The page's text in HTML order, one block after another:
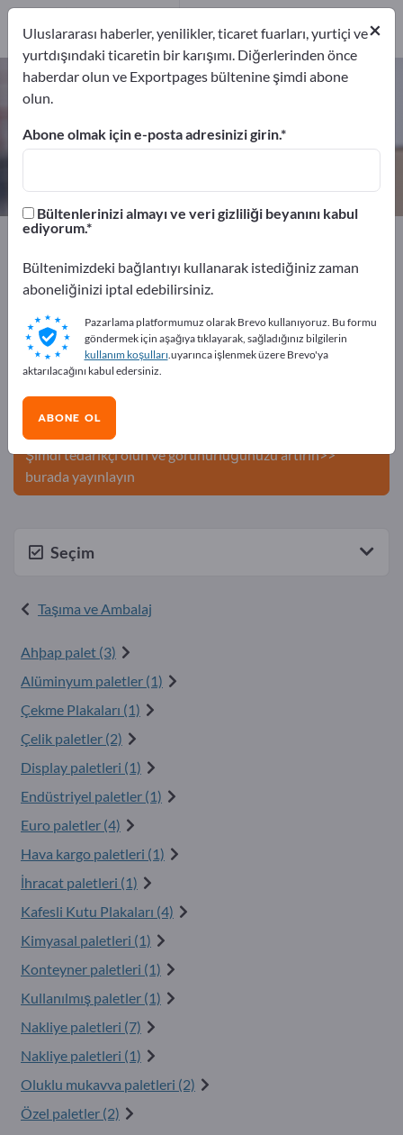
Paletler – üreticileri ve tedarikçileri
Üreticiler 17
Exportpages
Exportpages'te ücretsiz reklam
verin!
İhtiyaçlar – Teklifler – İkinci El Ürünler – İş İletişim
Bilgileri >> buradan başlayın
Şirketinizi ve ürünlerinizi
Exportpages'te yayınlayın.
Şimdi tedarikçi olun ve görünürlüğünüzü artırın>>
burada yayınlayın
Seçim
Taşıma ve Ambalaj
Ahþap palet (3)
Alüminyum paletler (1)
Çekme Plakaları (1)
Çelik paletler (2)
Display paletleri (1)
Endüstriyel paletler (1)
Euro paletler (4)
Hava kargo paletleri (1)
İhracat paletleri (1)
Kafesli Kutu Plakaları (4)
Kimyasal paletleri (1)
Konteyner paletleri (1)
Kullanılmış paletler (1)
Nakliye paletleri (7)
Nakliye paletleri (1)
Oluklu mukavva paletleri (2)
Özel paletler (2)
×
Uluslararası haberler, yenilikler, ticaret fuarları, yurtiçi ve
yurtdışındaki ticaretin bir karışımı. Diğerlerinden önce
haberdar olun ve Exportpages bültenine şimdi abone
olun.
Abone olmak için e-posta adresinizi girin.
Bültenlerinizi almayı ve veri gizliliği beyanını kabul
ediyorum.
Bültenimizdeki bağlantıyı kullanarak istediğiniz zaman
aboneliğinizi iptal edebilirsiniz.
Pazarlama platformumuz olarak Brevo kullanıyoruz. Bu formu
göndermek için aşağıya tıklayarak, sağladığınız bilgilerin
kullanım koşulları.uyarınca işlenmek üzere Brevo'ya
aktarılacağını kabul edersiniz.
ABONE OL